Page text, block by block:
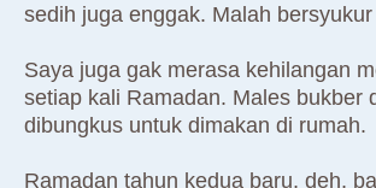
sedih juga enggak. Malah
Saya juga gak merasa kehilangan
setiap kali Ramadan. Males bukber
dibungkus untuk dimakan di rumah.
Ramadan tahun kedua baru, deh,